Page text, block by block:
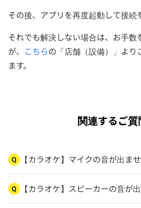
その後、アプリを再度起動して接続
それでも解決しない場合は、お手数
が、 こちらの「店舗（設備）」より
ます。
関連するご質
Q 【カラオケ】マイクの音が出ませ
Q 【カラオケ】スピーカーの音が出